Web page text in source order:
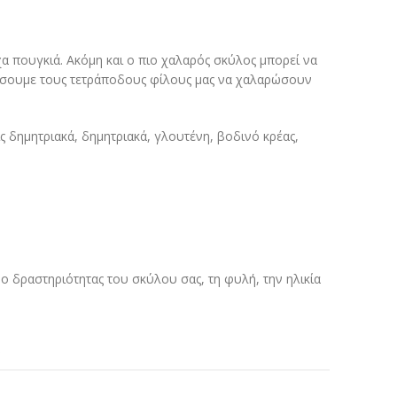
πουγκιά. Ακόμη και ο πιο χαλαρός σκύλος μπορεί να
τους τετράποδους φίλους μας να χαλαρώσουν
δημητριακά, γλουτένη, βοδινό κρέας,
του σκύλου σας, τη φυλή, την ηλικία